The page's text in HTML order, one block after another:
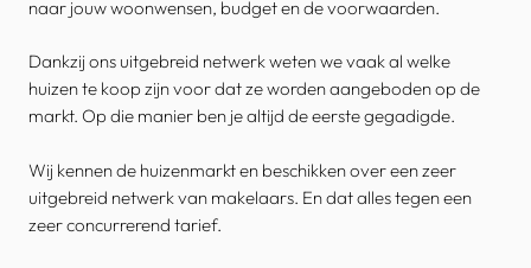
naar jouw woonwensen, budget en de voorwaarden.
Dankzij ons uitgebreid netwerk weten we vaak al welke
huizen te koop zijn voor dat ze worden aangeboden op de
markt. Op die manier ben je altijd de eerste gegadigde.
Wij kennen de huizenmarkt en beschikken over een zeer
uitgebreid netwerk van makelaars. En dat alles tegen een
zeer concurrerend tarief.